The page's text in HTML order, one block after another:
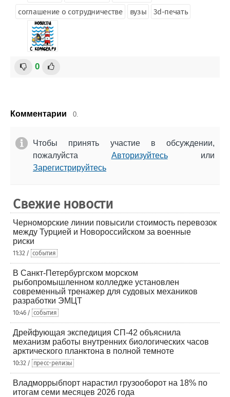
соглашение о сотрудничестве вузы 3d-печать
0
Комментарии 0.
Чтобы принять участие в обсуждении,
пожалуйста Авторизуйтесьили
Зарегистрируйтесь
Свежие новости
Черноморские линии повысили стоимость перевозок
между Турцией и Новороссийском за военные
риски
11:32 / события
В Санкт-Петербургском морском
рыбопромышленном колледже установлен
современный тренажер для судовых механиков
разработки ЭМЦТ
10:46 / события
Дрейфующая экспедиция СП-42 объяснила
механизм работы внутренних биологических часов
арктического планктона в полной темноте
10:32 / пресс-релизы
Владморрыбпорт нарастил грузооборот на 18% по
итогам семи месяцев 2026 года